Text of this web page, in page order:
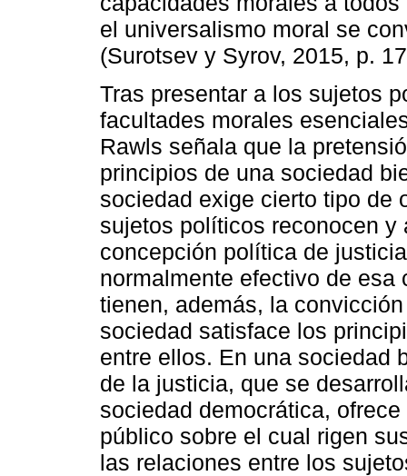
el universalismo moral se
(Surotsev y Syrov, 2015, p.
Tras presentar a los sujetos
facultades morales
Rawls señala que la
principios de una sociedad
sociedad exige cierto tipo de
sujetos políticos reconocen
concepción política de
normalmente efectivo de
tienen, además, la
sociedad satisface los
entre ellos. En una sociedad
de la justicia, que se
sociedad democrática,
público sobre el cual rigen
las relaciones entre los